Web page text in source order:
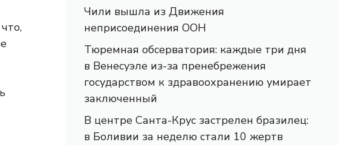
Чили вышла из Движения
неприсоединения ООН
Тюремная обсерватория: каждые три дня
в Венесуэле из-за пренебрежения
государством к здравоохранению умирает
заключенный
В центре Санта-Крус застрелен бразилец:
в Боливии за неделю стали 10 жертв